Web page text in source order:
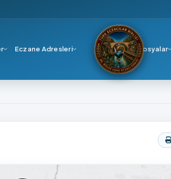
Eczane Adresleri Dosyalar